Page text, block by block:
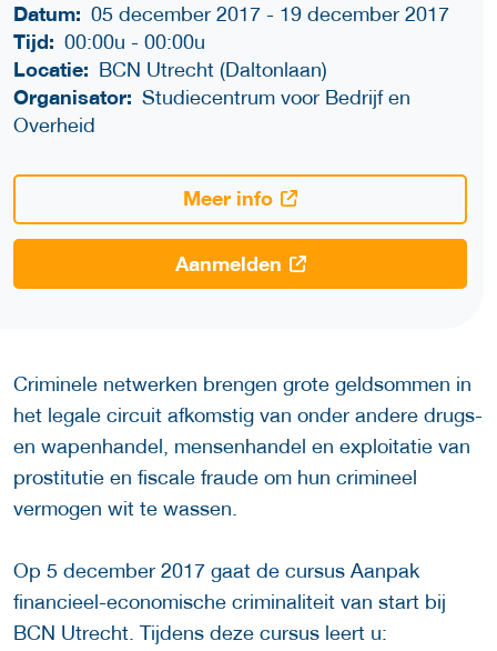
Datum: 05 december 2017 - 19 december 2017
Tijd: 00:00u- 00:00u
Locatie: BCN Utrecht (Daltonlaan)
Organisator: Studiecentrum voor Bedrijf en
Overheid
Meer info
Aanmelden
Criminele netwerken brengen grote geldsommen in
het legale circuit afkomstig van onder andere drugs-
en wapenhandel, mensenhandel en exploitatie van
prostitutie en fiscale fraude om hun crimineel
vermogen wit te wassen.
Op 5 december 2017 gaat de cursus Aanpak
financieel-economische criminaliteit van start bij
BCN Utrecht. Tijdens deze cursus leert u: